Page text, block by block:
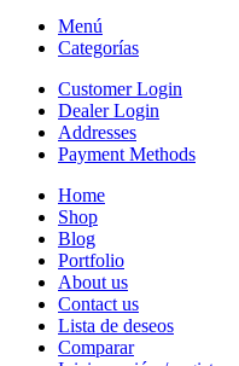
Menú
Categorías
Customer Login
Dealer Login
Addresses
Payment Methods
Home
Shop
Blog
Portfolio
About us
Contact us
Lista de deseos
Comparar